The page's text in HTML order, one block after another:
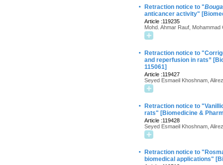
· Retraction notice to "
anticancer activity"
Article :119235
Mohd. Ahmar Rauf,
·
Retraction notice to
and reperfusion in rats”
115061]
Article :119427
Seyed Esmaeil Khoshnam,
·
Retraction notice to
rats" [Biomedicine &
Article :119428
Seyed Esmaeil Khoshnam,
·
Retraction notice to
biomedical applications"